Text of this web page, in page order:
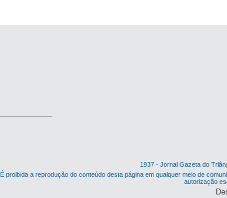
1937 - Jornal Gazeta do
É proibida a reprodução do conteúdo desta página em qualquer meio de
autorização